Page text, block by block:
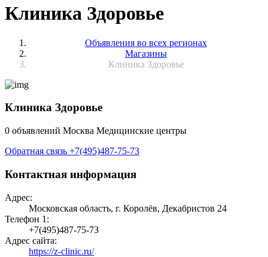
Клиника Здоровье
Объявления во всех регионах
Магазины
Клиника Здоровье
Клиника Здоровье
0 объявлений Москва Медицинские центры
Обратная связь +7(495)487-75-73
Контактная информация
Адрес:
Московская область, г. Королёв, Декабристов 24
Телефон 1:
+7(495)487-75-73
Адрес сайта:
https://z-clinic.ru/